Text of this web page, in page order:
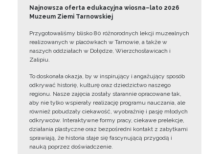
Najnowsza oferta edukacyjna wiosna–lato 2026
Muzeum Ziemi Tarnowskiej
Przygotowaliśmy blisko 80 różnorodnych lekcji muzealnych
realizowanych w placówkach w Tarnowie, a także w
naszych oddziałach w Dołędze, Wierzchosławicach i
Zalipiu.
To doskonała okazja, by w inspirujący i angażujący sposób
odkrywać historię, kulturę oraz dziedzictwo naszego
regionu. Nasze zajęcia zostały starannie opracowane tak,
aby nie tylko wspierały realizację programu nauczania, ale
również pobudzały ciekawość, wyobraźnię i pasję młodych
odkrywców. Interaktywne formy pracy, ciekawe prelekcje,
działania plastyczne oraz bezpośredni kontakt z zabytkami
sprawiają, że historia staje się fascynującą przygodą i
nauką poprzez doświadczenie.